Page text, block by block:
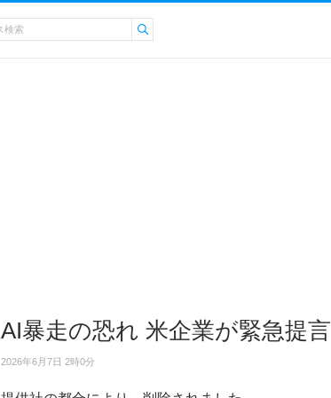
AI暴走の恐れ 米企業が緊急提言
2026年6月7日 2時0分